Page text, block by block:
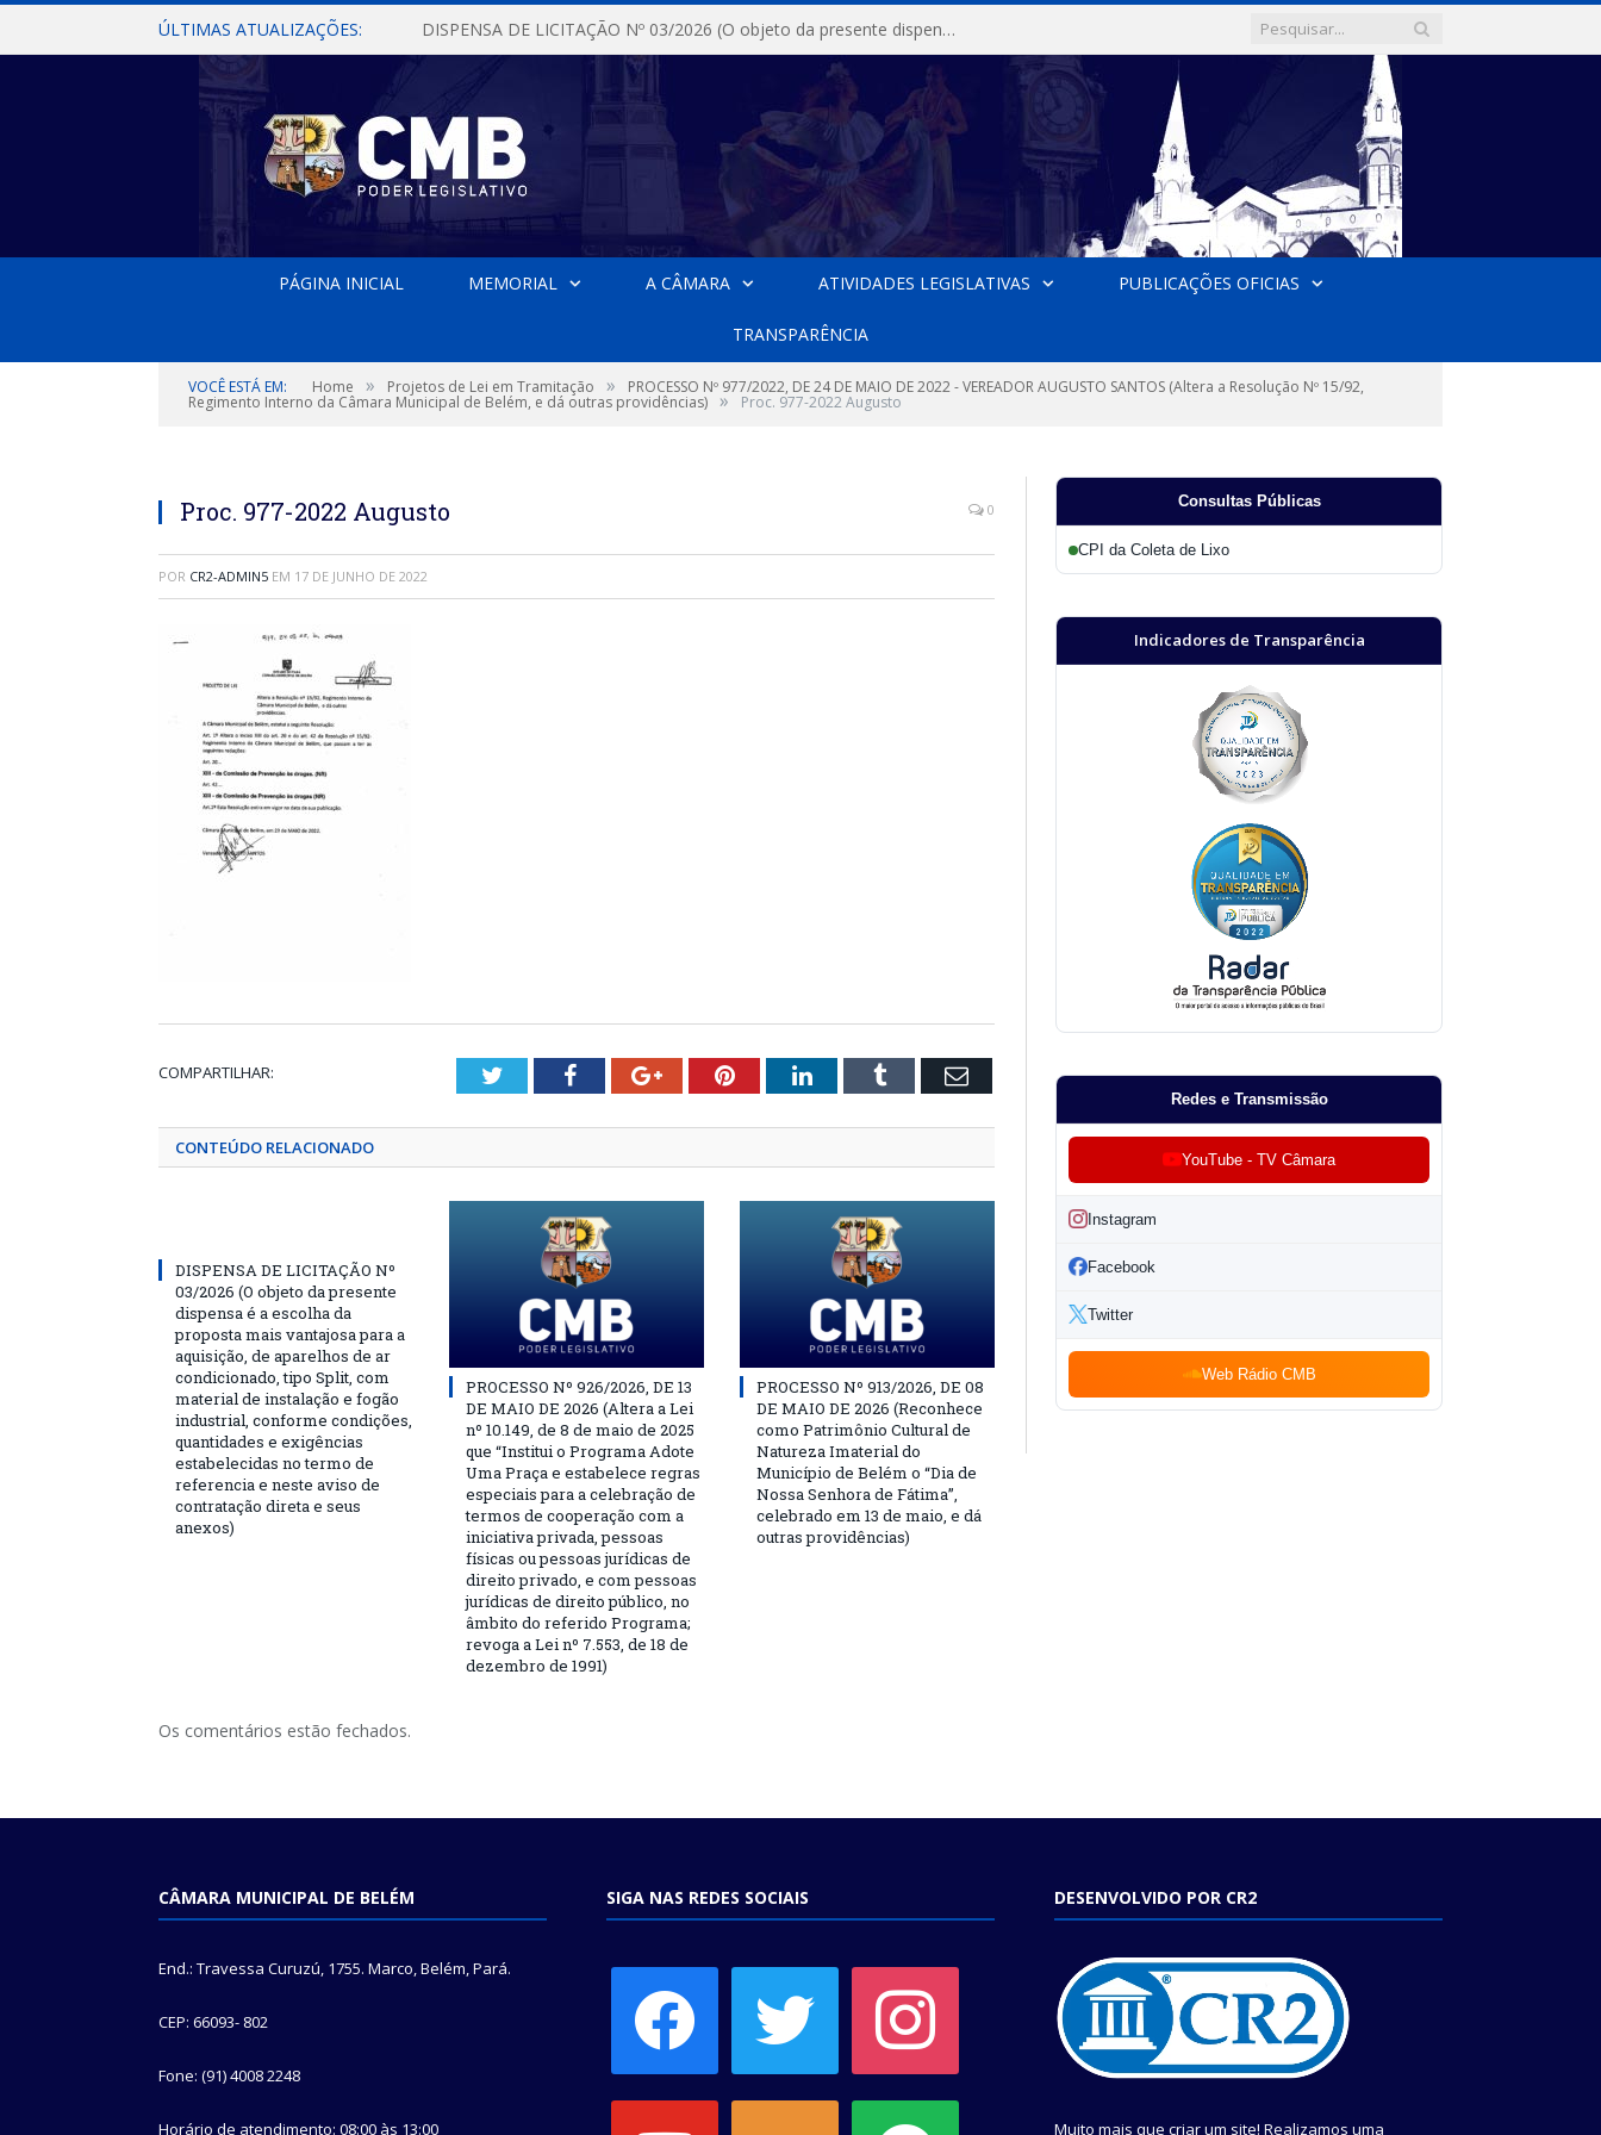
ÚLTIMAS ATUALIZAÇÕES: DISPENSA DE LICITAÇÃO Nº 03/2026 (O objeto da presente dispensa é a escolha da proposta mais vantajosa para a aquisição, de aparelhos de ar condicionado, tipo Split, com material de instalação e fogão industrial, conforme condições, quantidades e exigências estabelecidas no termo de referencia e neste aviso de contratação direta e seus anexos)
PÁGINA INICIAL MEMORIAL A CÂMARA ATIVIDADES LEGISLATIVAS PUBLICAÇÕES OFICIAS
TRANSPARÊNCIA
VOCÊ ESTÁ EM: Home » Projetos de Lei em Tramitação » PROCESSO Nº 977/2022, DE 24 DE MAIO DE 2022 - VEREADOR AUGUSTO SANTOS (Altera a Resolução Nº 15/92,
Regimento Interno da Câmara Municipal de Belém, e dá outras providências) » Proc. 977-2022 Augusto
Proc. 977-2022 Augusto 0
POR CR2-ADMIN5 EM 17 DE JUNHO DE 2022
COMPARTILHAR: TwitterFacebookGoogle+PinterestLinkedInTumblr Email
CONTEÚDO RELACIONADO
DISPENSA DE LICITAÇÃO Nº
03/2026 (O objeto da presente
dispensa é a escolha da
proposta mais vantajosa para a
aquisição, de aparelhos de ar
condicionado, tipo Split, com
material de instalação e fogão
industrial, conforme condições,
quantidades e exigências
estabelecidas no termo de
referencia e neste aviso de
contratação direta e seus
anexos)
PROCESSO Nº 926/2026, DE 13
DE MAIO DE 2026 (Altera a Lei
nº 10.149, de 8 de maio de 2025
que “Institui o Programa Adote
Uma Praça e estabelece regras
especiais para a celebração de
termos de cooperação com a
iniciativa privada, pessoas
físicas ou pessoas jurídicas de
direito privado, e com pessoas
jurídicas de direito público, no
âmbito do referido Programa;
revoga a Lei nº 7.553, de 18 de
dezembro de 1991)
PROCESSO Nº 913/2026, DE 08
DE MAIO DE 2026 (Reconhece
como Patrimônio Cultural de
Natureza Imaterial do
Município de Belém o “Dia de
Nossa Senhora de Fátima”,
celebrado em 13 de maio, e dá
outras providências)
Os comentários estão fechados.
Consultas Públicas
CPI da Coleta de Lixo
Indicadores de Transparência
Redes e Transmissão
YouTube - TV Câmara
Instagram
Facebook
Twitter
Web Rádio CMB
CÂMARA MUNICIPAL DE BELÉM
End.: Travessa Curuzú, 1755. Marco, Belém, Pará.
CEP: 66093- 802
Fone: (91) 4008 2248
Horário de atendimento: 08:00 às 13:00
SIGA NAS REDES SOCIAIS DESENVOLVIDO POR CR2
Muito mais que criar um site! Realizamos uma